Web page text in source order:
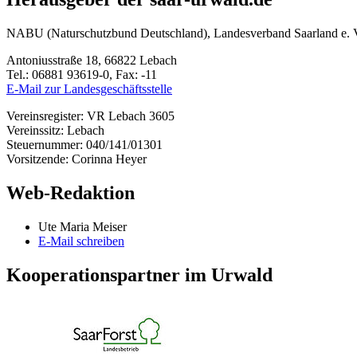
NABU (Naturschutzbund Deutschland), Landesverband Saarland e.
Antoniusstraße 18, 66822 Lebach
Tel.: 06881 93619-0, Fax: -11
E-Mail zur Landesgeschäftsstelle
Vereinsregister: VR Lebach 3605
Vereinssitz: Lebach
Steuernummer: 040/141/01301
Vorsitzende: Corinna Heyer
Web-Redaktion
Ute Maria Meiser
E-Mail schreiben
Kooperationspartner im Urwald